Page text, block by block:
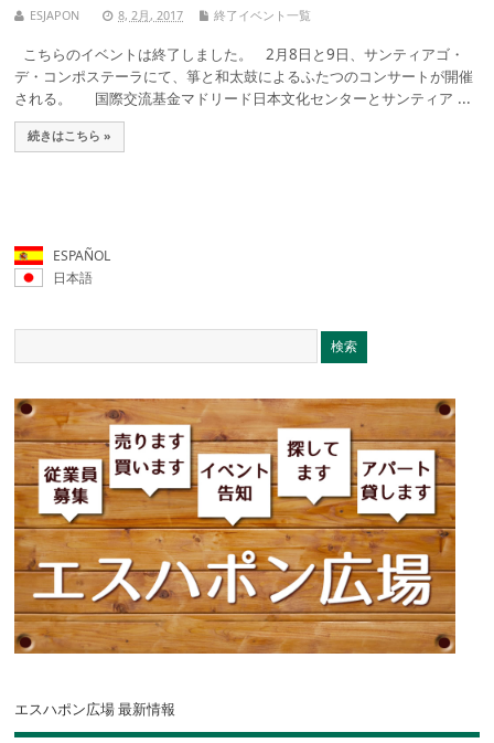
ESJAPON 8, 2月, 2017 終了イベント一覧
こちらのイベントは終了しました。 2月8日と9日、サンティアゴ・
デ・コンポステーラにて、箏と和太鼓によるふたつのコンサートが開催
される。 国際交流基金マドリード日本文化センターとサンティア ...
続きはこちら »
ESPAÑOL
日本語
エスハポン広場 最新情報